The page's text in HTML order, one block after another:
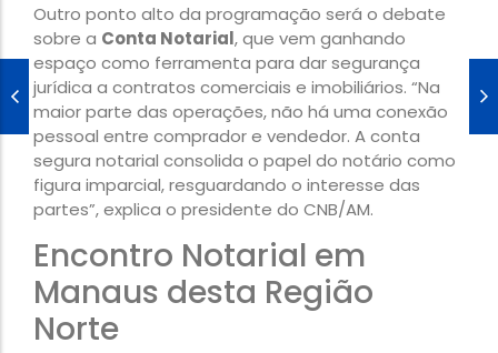
Outro ponto alto da programação será o debate
sobre a Conta Notarial, que vem ganhando
espaço como ferramenta para dar segurança
jurídica a contratos comerciais e imobiliários. “Na
maior parte das operações, não há uma conexão
pessoal entre comprador e vendedor. A conta
segura notarial consolida o papel do notário como
figura imparcial, resguardando o interesse das
partes”, explica o presidente do CNB/AM.
Encontro Notarial em
Manaus desta Região
Norte